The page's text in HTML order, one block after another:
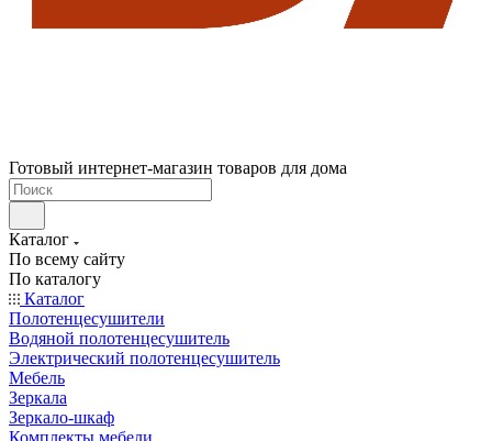
Готовый интернет-магазин товаров для дома
Каталог
По всему сайту
По каталогу
Каталог
Полотенцесушители
Водяной полотенцесушитель
Электрический полотенцесушитель
Мебель
Зеркала
Зеркало-шкаф
Комплекты мебели